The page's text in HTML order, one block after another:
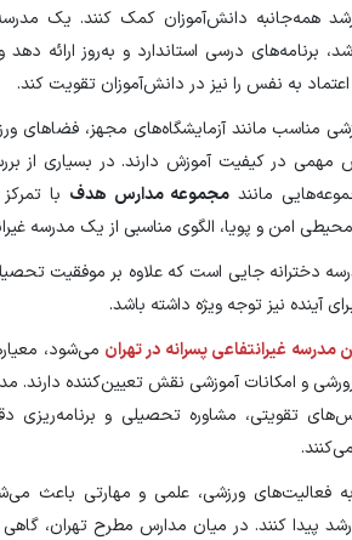
همه‌جانبه دانش‌آموزان کمک کنند. یک
برنامه‌های درسی استاندارد و به‌روز ارائه
به نفس را نیز در دانش‌آموزان تقویت کند.
مناسب مانند آزمایشگاه‌های مجهز، فضاهای
مهمی در کیفیت آموزش دارند. در بسیاری از
مانند مجموعه مدارس هدف با
امن و پویا، الگوی مناسبی از یک مدرسه
دخترانه جایی است که علاوه بر موفقیت
آینده نیز توجه ویژه داشته باشد.
مدرسه غیرانتفاعی پسرانه در تهران می‌شود،
و امکانات آموزشی نقش تعیین‌کننده دارند.
تقویتی، مشاوره تحصیلی و برنامه‌ریزی
فعالیت‌های ورزشی، علمی و مهارتی باعث
پیدا کنند. در میان مدارس مطرح تهران، گاهی